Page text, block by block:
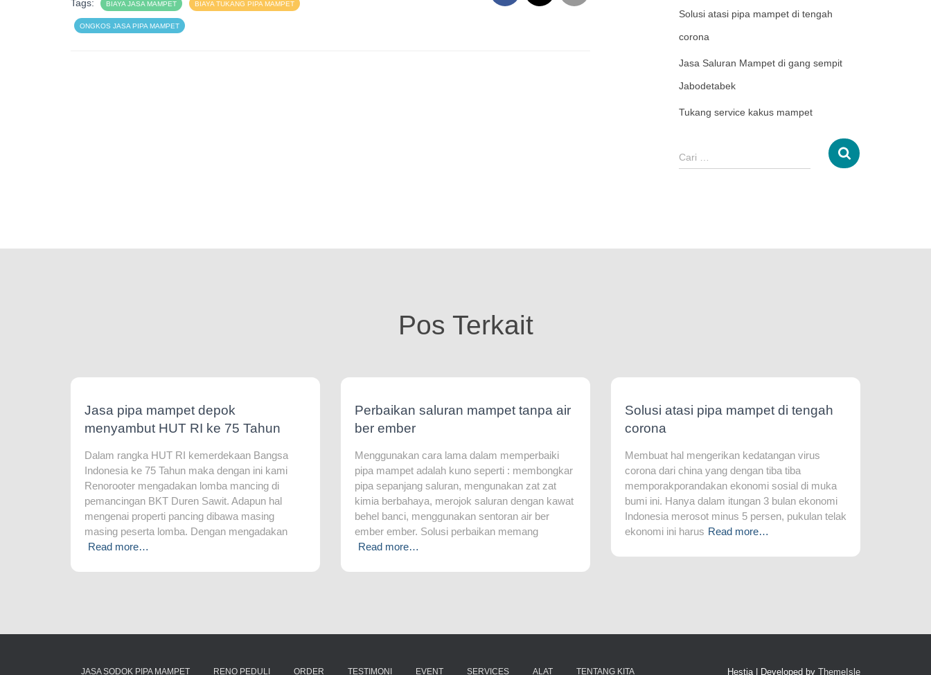
Tags: BIAYA JASA MAMPET BIAYA TUKANG PIPA MAMPET
ONGKOS JASA PIPA MAMPET
Solusi atasi pipa mampet di tengah
corona
Jasa Saluran Mampet di gang sempit
Jabodetabek
Tukang service kakus mampet
Cari …
Pos Terkait
Jasa pipa mampet depok
menyambut HUT RI ke 75 Tahun
Dalam rangka HUT RI kemerdekaan Bangsa
Indonesia ke 75 Tahun maka dengan ini kami
Renorooter mengadakan lomba mancing di
pemancingan BKT Duren Sawit. Adapun hal
mengenai properti pancing dibawa masing
masing peserta lomba. Dengan mengadakan
Read more…
Perbaikan saluran mampet tanpa air
ber ember
Menggunakan cara lama dalam memperbaiki
pipa mampet adalah kuno seperti : membongkar
pipa sepanjang saluran, mengunakan zat zat
kimia berbahaya, merojok saluran dengan kawat
behel banci, menggunakan sentoran air ber
ember ember. Solusi perbaikan memang
Read more…
Solusi atasi pipa mampet di tengah
corona
Membuat hal mengerikan kedatangan virus
corona dari china yang dengan tiba tiba
memporakporandakan ekonomi sosial di muka
bumi ini. Hanya dalam itungan 3 bulan ekonomi
Indonesia merosot minus 5 persen, pukulan telak
ekonomi ini harus Read more…
JASA SODOK PIPA MAMPET RENO PEDULI ORDER TESTIMONI EVENT SERVICES ALAT TENTANG KITA Hestia | Developed by ThemeIsle